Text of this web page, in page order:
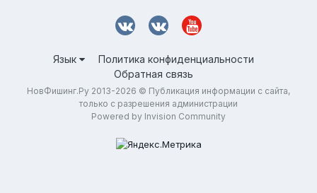
Язык
Политика конфиденциальности
Обратная связь
НовФишинг.Ру 2013-2026 © Публикация информации с сайта,
только с разрешения администрации
Powered by Invision Community